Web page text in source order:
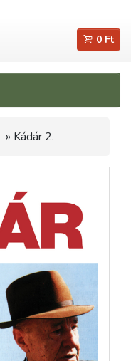
0 Ft
» Kádár 2.